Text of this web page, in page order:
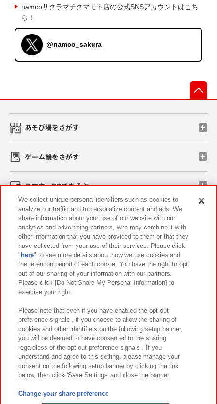
namcoサクラマチクマモト店の公式SNSアカウントはこち
ら！
@namco_sakura
あそび場をさがす
ゲーム機をさがす
スマホ・PCであそぶ
イベント・キャンペーン
関連会社 サステナビリティ サイトポリシー
プライバシーポリシー ウェブアクセシビリティ方針と検証結果
お取引先さまとともに
カスタマーハラスメント対応方針 よくあるご質問・お問い合わせ
©Bandai Namco Amusement Inc.
©Bandai Namco Amusement Lab Inc.
We collect unique personal identifiers such as cookies to
analyze our traffic and to personalize content and ads. We
share information about your use of our website with our
analytics and advertising partners, who may combine it with
other information that you have provided to them or that they
have collected from your use of their services. Please click
" here" to see more details about how we use cookies and
the retention period of each cookie. You have the right to opt
out of our sharing of your information with our partners.
Please click [Do Not Share My Personal Information] to
exercise your right.
Please note that even if you have enabled the opt-out
preference signals , if you choose to allow the sharing of
cookies and other identifiers on the following setup banner,
you will be deemed to have consented to the sharing
regardless of the opt-out preference signals . If you
understand and agree to this setting, please manage your
consent on the following setup banner by clicking the link
below, then click 'Save Settings' and close the banner.
Change your share preference